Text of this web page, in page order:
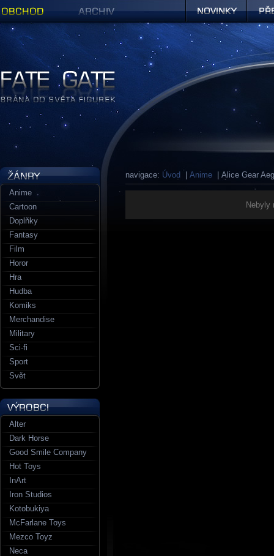
navigace: Úvod Anime | Alice Gear
Nebyly
Anime
Cartoon
Doplňky
Fantasy
Film
Horor
Hra
Hudba
Komiks
Merchandise
Military
Sci-fi
Sport
Svět
Alter
Dark Horse
Good Smile Company
Hot Toys
InArt
Iron Studios
Kotobukiya
McFarlane Toys
Mezco Toyz
Neca
Figurky a sošky | Fate Gate